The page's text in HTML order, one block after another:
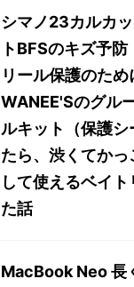
シマノ23カルカ
トBFSのキズ予防
リール保護のため
WANEE'Sのグル
ルキット（保護シ
たら、渋くてか
して使えるベイ
た話
MacBook Neo 長